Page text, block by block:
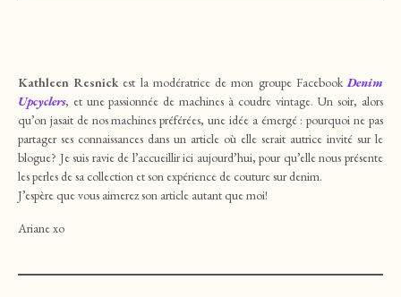
Kathleen Resnickest la modératrice de mon groupe FacebookDenim
Upcyclers, et une passionnée de machines à coudre vintage. Un soir, alors
qu’on jasait de nos machines préférées, une idée a émergé : pourquoi ne pas
partager ses connaissances dans un article où elle serait autrice invité sur le
blogue? Je suis ravie de l’accueillir ici aujourd’hui, pour qu’elle nous présente
les perles de sa collection et son expérience de couture sur denim.
J’espère que vous aimerez son article autant que moi!
Ariane xo